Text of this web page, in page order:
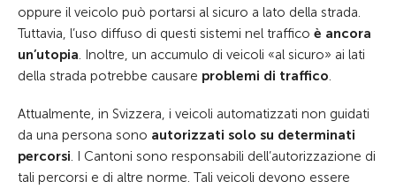
oppure il veicolo può portarsi al sicuro a lato della strada.
Tuttavia, l’uso diffuso di questi sistemi nel traffico è ancora
un’utopia. Inoltre, un accumulo di veicoli «al sicuro» ai lati
della strada potrebbe causare problemi di traffico.
Attualmente, in Svizzera, i veicoli automatizzati non guidati
da una persona sono autorizzati solo su determinati
percorsi. I Cantoni sono responsabili dell’autorizzazione di
tali percorsi e di altre norme. Tali veicoli devono essere